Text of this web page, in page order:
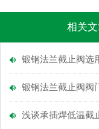
相关
浅谈承插焊低温截